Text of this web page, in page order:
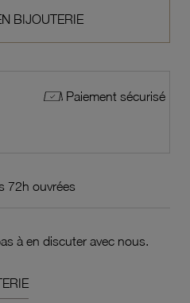
BIJOUTERIE
Paiement sécurisé
72h ouvrées
à en discuter avec nous.